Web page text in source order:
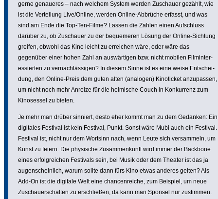
gerne genaueres – nach welchem System werden Zuschauer gezählt, wie
ist die Vertei­lung Live/Online, werden Online-Abbrüche erfasst, und was
sind am Ende die Top-Ten-Filme? Lassen die Zahlen einen Aufschluss
darüber zu, ob Zuschauer zu der beque­meren Lösung der Online-Sichtung
greifen, obwohl das Kino leicht zu erreichen wäre, oder wäre das
gegenüber einer hohen Zahl an auswär­tigen bzw. nicht mobilen Film­in­ter­
es­sierten zu vernach­läs­sigen? In diesem Sinne ist es eine weise Entschei­
dung, den Online-Preis dem guten alten (analogen) Kino­ti­cket anzu­passen,
um nicht noch mehr Anreize für die heimische Couch in Konkur­renz zum
Kino­sessel zu bieten.
Je mehr man drüber sinniert, desto eher kommt man zu dem Gedanken: Ein
digitales Festival ist kein Festival, Punkt. Sonst wäre Mubi auch ein Festival.
Festival ist, nicht nur dem Wortsinn nach, wenn Leute sich versam­meln, um
Kunst zu feiern. Die physische Zusam­men­kunft wird immer der Backbone
eines erfolg­rei­chen Festivals sein, bei Musik oder dem Theater ist das ja
augen­schein­lich, warum sollte dann fürs Kino etwas anderes gelten? Als
Add-On ist die digitale Welt eine chan­cen­reiche, zum Beispiel, um neue
Zuschau­er­schaften zu erschließen, da kann man Sponsel nur zustimmen.